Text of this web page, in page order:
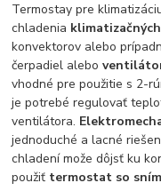
Termostay pre
chladenia
konvektorov alebo
čerpadiel alebo
vhodné pre použitie s 2-
je potrebé regulovať
ventilátora.
jednoduché a lacné
chladení može dôjsť ku
použiť termostat so